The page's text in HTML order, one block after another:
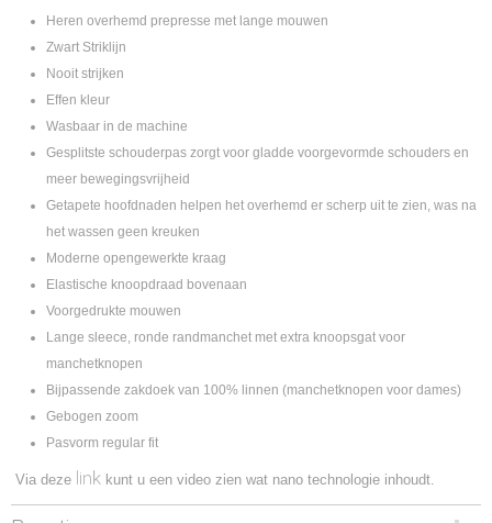
Heren overhemd prepresse met lange mouwen
Zwart Striklijn
Nooit strijken
Effen kleur
Wasbaar in de machine
Gesplitste schouderpas zorgt voor gladde voorgevormde schouders en
meer bewegingsvrijheid
Getapete hoofdnaden helpen het overhemd er scherp uit te zien, was na
het wassen geen kreuken
Moderne opengewerkte kraag
Elastische knoopdraad bovenaan
Voorgedrukte mouwen
Lange sleece, ronde randmanchet met extra knoopsgat voor
manchetknopen
Bijpassende zakdoek van 100% linnen (manchetknopen voor dames)
Gebogen zoom
Pasvorm regular fit
Via deze link kunt u een video zien wat nano technologie inhoudt.